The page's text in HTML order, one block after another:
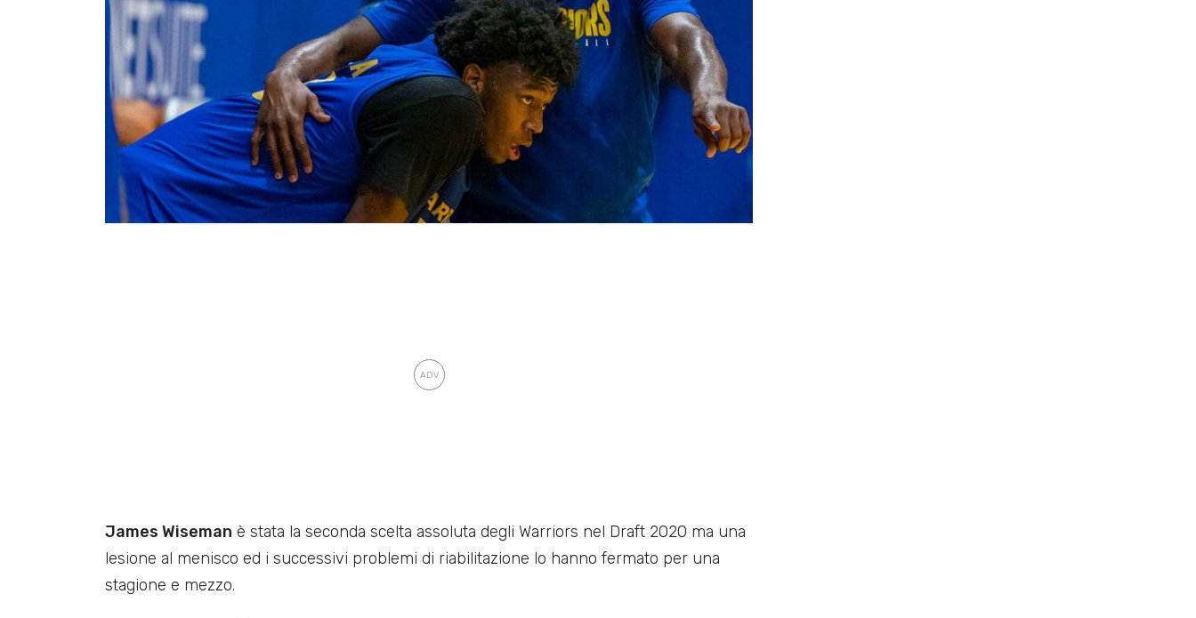
James Wiseman è stata la seconda scelta assoluta degli Warriors nel Draft 2020 ma una
lesione al menisco ed i successivi problemi di riabilitazione lo hanno fermato per una
stagione e mezzo.